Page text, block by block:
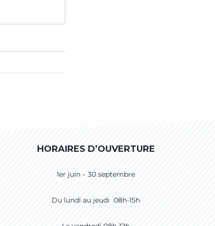
HORAIRES D’OUVERTURE
1er juin – 30 septembre
Du lundi au jeudi 08h-15h